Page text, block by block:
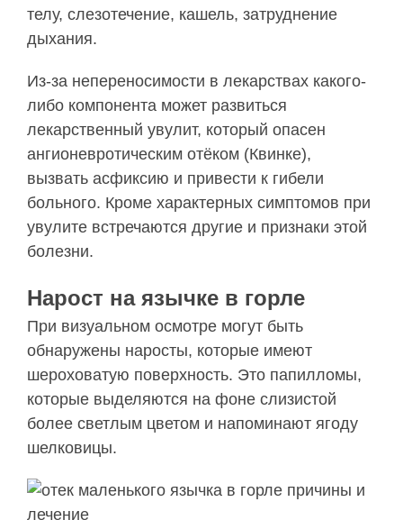
телу, слезотечение, кашель, затруднение
дыхания.
Из-за непереносимости в лекарствах какого-
либо компонента может развиться
лекарственный увулит, который опасен
ангионевротическим отёком (Квинке),
вызвать асфиксию и привести к гибели
больного. Кроме характерных симптомов при
увулите встречаются другие и признаки этой
болезни.
Нарост на язычке в горле
При визуальном осмотре могут быть
обнаружены наросты, которые имеют
шероховатую поверхность. Это папилломы,
которые выделяются на фоне слизистой
более светлым цветом и напоминают ягоду
шелковицы.